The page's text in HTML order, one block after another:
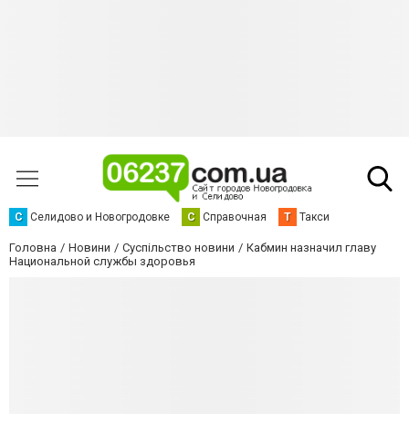
С Селидово и Новогродовке С Справочная Т Такси
Головна Новини Суспільство новини
Кабмин назначил главу
Национальной службы здоровья